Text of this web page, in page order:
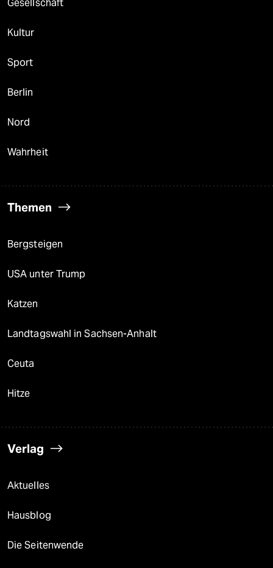
Gesellschaft
Kultur
Sport
Berlin
Nord
Wahrheit
Themen
Bergsteigen
USA unter Trump
Katzen
Landtagswahl in Sachsen-Anhalt
Ceuta
Hitze
Verlag
Aktuelles
Hausblog
Die Seitenwende